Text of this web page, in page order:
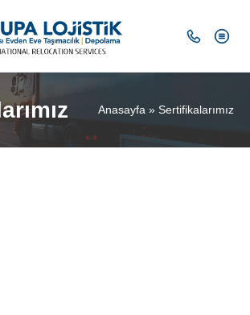
Anasayfa » Sertifikalarımız